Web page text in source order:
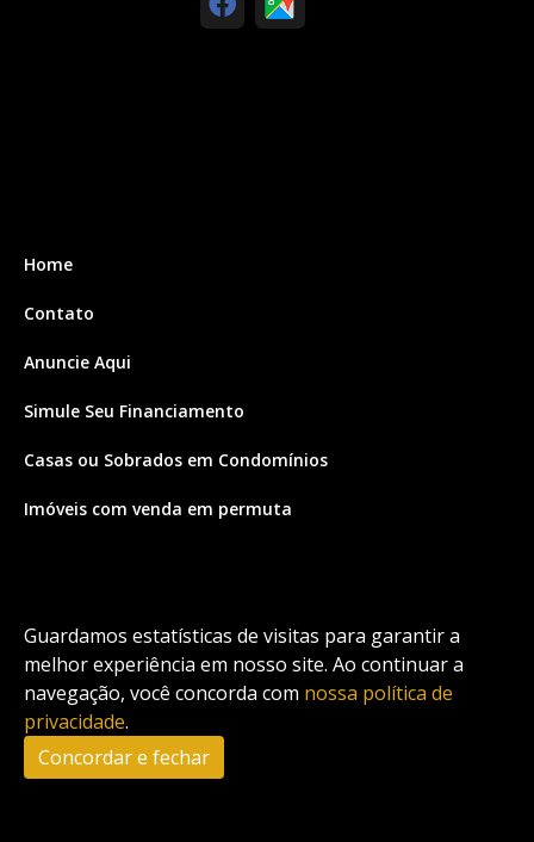
Guardamos estatísticas de visitas para garantir a
melhor experiência em nosso site. Ao continuar a
navegação, você concorda com nossa política de
privacidade.
Concordar e fechar
Home
Contato
Anuncie Aqui
Simule Seu Financiamento
Casas ou Sobrados em Condomínios
Imóveis com venda em permuta
Casa com piscina
Apartamento com piscina
Condomínio fechado